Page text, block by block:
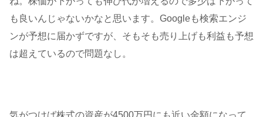
も良いんじゃないかなと思います。Googleも検索エンジ
ンが予想に届かずですが、そもそも売り上げも利益も予想
は超えているので問題なし。
気がつけば株式の資産が4500万円にも近い金額になって